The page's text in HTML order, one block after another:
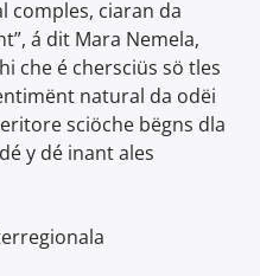
comples, ciaran da
á dit Mara Nemela,
che é chersciüs sö tles
natural da odëi
sciöche bëgns dla
y dé inant ales